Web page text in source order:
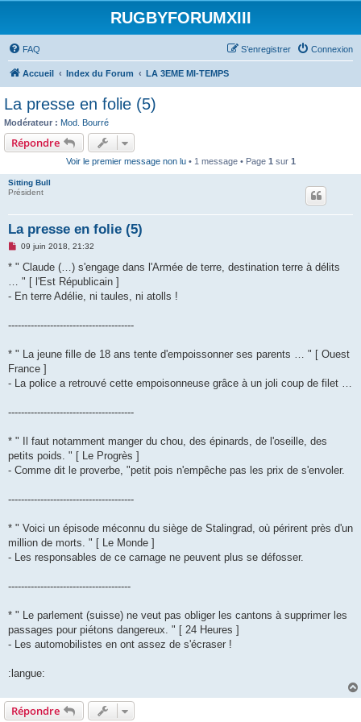
RUGBYFORUMXIII
FAQ Connexion
S’enregistrer
Accueil Index du Forum LA 3EME MI-TEMPS
La presse en folie (5)
Modérateur : Mod. Bourré
Répondre
Voir le premier message non lu• 1 message • Page 1 sur 1
Sitting Bull
Président
La presse en folie (5)
M
s
a
g
u
09 juin 2018, 21:32
* " Claude (…) s'engage dans l'Armée de terre, destination terre à délits
… " [ l'Est Républicain ]
- En terre Adélie, ni taules, ni atolls !
---------------------------------------
* " La jeune fille de 18 ans tente d'empoissonner ses parents … " [ Ouest
France ]
- La police a retrouvé cette empoisonneuse grâce à un joli coup de filet …
---------------------------------------
* " Il faut notamment manger du chou, des épinards, de l'oseille, des
petits poids. " [ Le Progrès ]
- Comme dit le proverbe, "petit pois n'empêche pas les prix de s'envoler.
---------------------------------------
* " Voici un épisode méconnu du siège de Stalingrad, où périrent près d'un
million de morts. " [ Le Monde ]
- Les responsables de ce carnage ne peuvent plus se défosser.
--------------------------------------
* " Le parlement (suisse) ne veut pas obliger les cantons à supprimer les
passages pour piétons dangereux. " [ 24 Heures ]
- Les automobilistes en ont assez de s'écraser !
:langue:
Répondre